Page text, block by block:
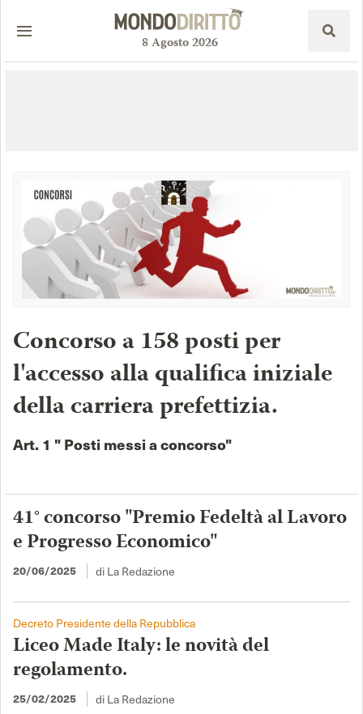
8Agosto2026
Concorso a 158 posti per
l'accesso alla qualifica iniziale
della carriera prefettizia.
Art. 1 " Posti messi a concorso"
41° concorso "Premio Fedeltà al Lavoro
e Progresso Economico"
20/06/2025 di La Redazione
Decreto Presidente della Repubblica
Liceo Made Italy: le novità del
regolamento.
25/02/2025 di La Redazione